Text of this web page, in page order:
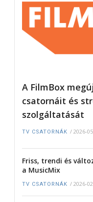
A FilmBox
csatornáit és
szolgáltatását
TV CSATORNÁK / 2026-
Friss, trendi és
a MusicMix
TV CSATORNÁK / 2026-